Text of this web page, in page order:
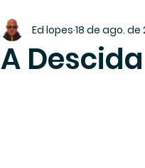
A
Ed lopes 18 de ago. de